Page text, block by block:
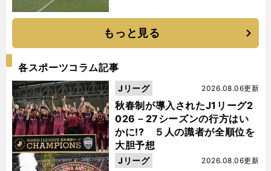
もっと見る
各スポーツコラム記事
秋春制が導入されたJ1リーグ2
026－27シーズンの行方はい
かに!? ５人の識者が全順位を
大胆予想
2026.08.06更新
Jリーグ
2026.08.06更新
Jリーグ